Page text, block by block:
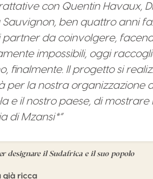
con Quentin Havaux,
ben quattro anni
partner da coinvolgere,
impossibili, oggi
finalmente. Il progetto si
per la nostra organizzazione
e il nostro paese, di mostrare
di Mzansi*”
designare il Sudafrica e il suo popolo
già ricca